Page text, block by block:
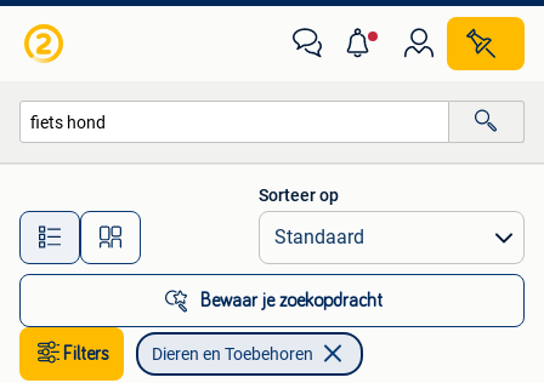
Alle afstanden…
Sorteer op
Bewaar je zoekopdracht
Filters Dieren en Toebehoren